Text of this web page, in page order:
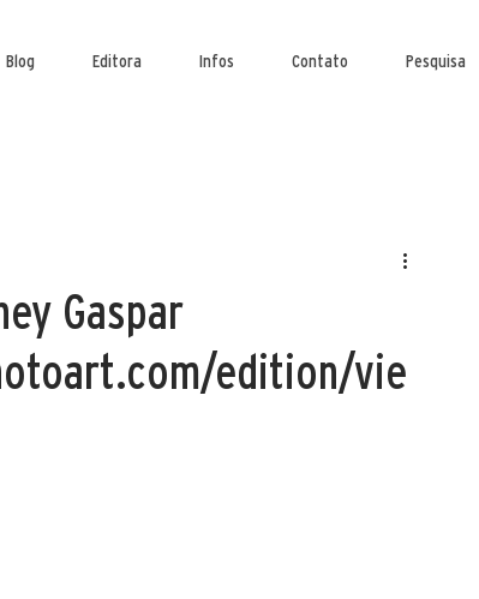
Blog Editora Infos Contato Pesquisa
Gaspar
edition/vie